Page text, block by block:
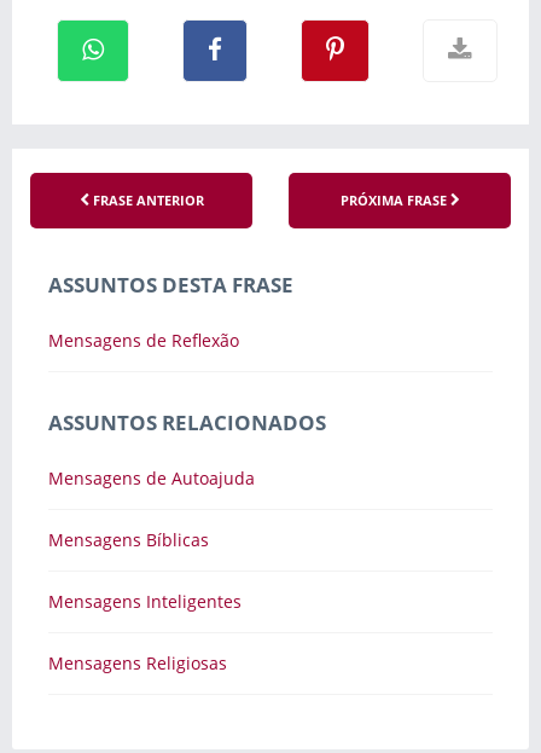
FRASE ANTERIOR PRÓXIMA FRASE
ASSUNTOS DESTA FRASE
Mensagens de Reflexão
ASSUNTOS RELACIONADOS
Mensagens de Autoajuda
Mensagens Bíblicas
Mensagens Inteligentes
Mensagens Religiosas